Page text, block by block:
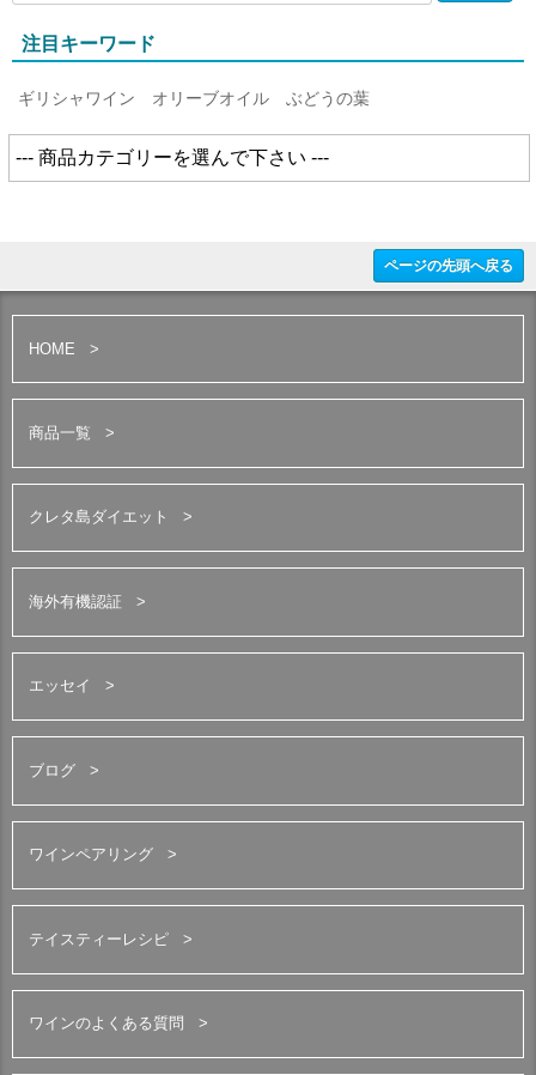
注目キーワード
ギリシャワイン オリーブオイル ぶどうの葉
ページの先頭へ戻る
HOME
商品一覧
クレタ島ダイエット
海外有機認証
エッセイ
ブログ
ワインペアリング
テイスティーレシピ
ワインのよくある質問